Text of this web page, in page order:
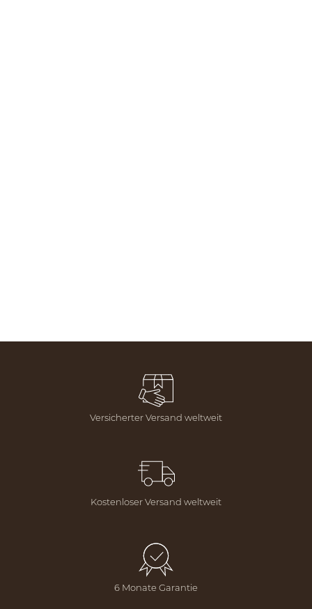
Versicherter Versand weltweit
Kostenloser Versand weltweit
6 Monate Garantie